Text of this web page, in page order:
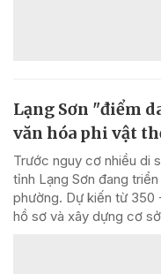
Lạng Sơn "điểm
văn hóa phi vật
Trước nguy cơ nhiều di
tỉnh Lạng Sơn đang
phường. Dự kiến từ 350
hồ sơ và xây dựng cơ